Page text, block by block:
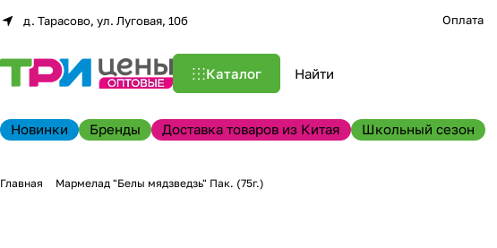
д. Тарасово, ул. Луговая, 10б Оплата
Каталог
Новинки Бренды Доставка товаров из Китая Школьный сезон
Главная Мармелад "Белы мядзведзь" Пак. (75г.)